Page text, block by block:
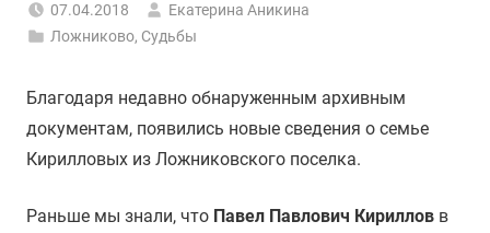
07.04.2018
Екатерина Аникина
Ложниково, Судьбы
Благодаря недавно обнаруженным архивным
документам, появились новые сведения о семье
Кирилловых из Ложниковского поселка.
Раньше мы знали, что Павел Павлович Кириллов в